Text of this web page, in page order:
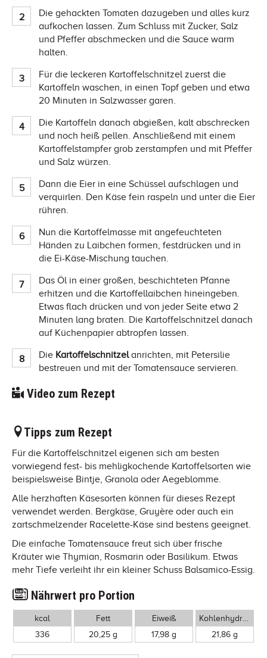
Die gehackten Tomaten dazugeben und alles kurz
aufkochen lassen. Zum Schluss mit Zucker, Salz
und Pfeffer abschmecken und die Sauce warm
halten.
Für die leckeren Kartoffelschnitzel zuerst die
Kartoffeln waschen, in einen Topf geben und etwa
20 Minuten in Salzwasser garen.
Die Kartoffeln danach abgießen, kalt abschrecken
und noch heiß pellen. Anschließend mit einem
Kartoffelstampfer grob zerstampfen und mit Pfeffer
und Salz würzen.
Dann die Eier in eine Schüssel aufschlagen und
verquirlen. Den Käse fein raspeln und unter die Eier
rühren.
Nun die Kartoffelmasse mit angefeuchteten
Händen zu Laibchen formen, festdrücken und in
die Ei-Käse-Mischung tauchen.
Das Öl in einer großen, beschichteten Pfanne
erhitzen und die Kartoffellaibchen hineingeben.
Etwas flach drücken und von jeder Seite etwa 2
Minuten lang braten. Die Kartoffelschnitzel danach
auf Küchenpapier abtropfen lassen.
Die Kartoffelschnitzelanrichten, mit Petersilie
bestreuen und mit der Tomatensauce servieren.
Video zum Rezept
Tipps zum Rezept
Für die Kartoffelschnitzel eigenen sich am besten
vorwiegend fest- bis mehligkochende Kartoffelsorten wie
beispielsweise Bintje, Granola oder Aegeblomme.
Alle herzhaften Käsesorten können für dieses Rezept
verwendet werden. Bergkäse, Gruyère oder auch ein
zartschmelzender Racelette-Käse sind bestens geeignet.
Die einfache Tomatensauce freut sich über frische
Kräuter wie Thymian, Rosmarin oder Basilikum. Etwas
mehr Tiefe verleiht ihr ein kleiner Schuss Balsamico-Essig.
Nährwert pro Portion
kcal
336
Fett
20,25 g
Eiweiß
17,98 g
Kohlenhydrate
21,86 g